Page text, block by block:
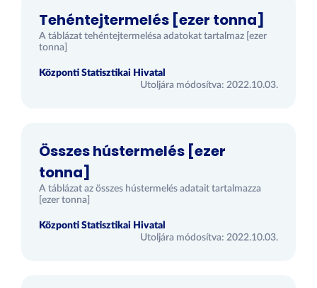
Tehéntejtermelés [ezer tonna]
A táblázat tehéntejtermelésa adatokat tartalmaz [ezer
tonna]
Központi Statisztikai Hivatal
Utoljára módosítva: 2022.10.03.
Összes hústermelés [ezer
tonna]
A táblázat az összes hústermelés adatait tartalmazza
[ezer tonna]
Központi Statisztikai Hivatal
Utoljára módosítva: 2022.10.03.